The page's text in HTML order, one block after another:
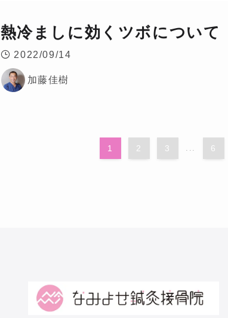
熱冷ましに効くツボについて
2022/09/14
加藤佳樹
1 2 3 6